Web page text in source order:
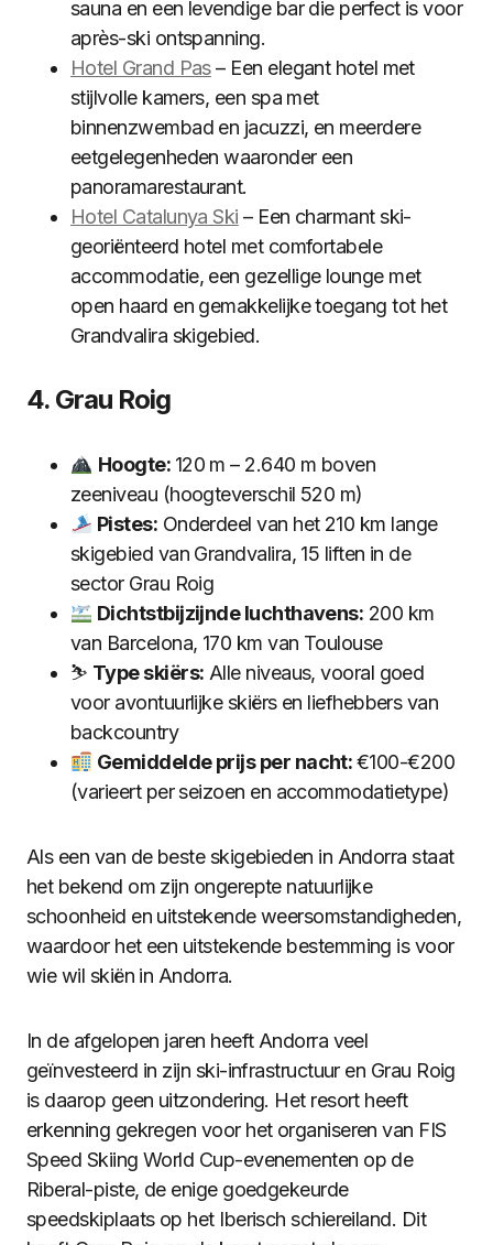
sauna en een levendige bar die perfect is voor
après-ski ontspanning.
Hotel Grand Pas– Een elegant hotel met
stijlvolle kamers, een spa met
binnenzwembad en jacuzzi, en meerdere
eetgelegenheden waaronder een
panoramarestaurant.
Hotel Catalunya Ski – Een charmant ski-
georiënteerd hotel met comfortabele
accommodatie, een gezellige lounge met
open haard en gemakkelijke toegang tot het
Grandvalira skigebied.
4. Grau Roig
Hoogte: 120 m – 2.640 m boven
zeeniveau (hoogteverschil 520 m)
Pistes: Onderdeel van het 210 km lange
skigebied van Grandvalira, 15 liften in de
sector Grau Roig
Dichtstbijzijnde luchthavens: 200 km
van Barcelona, 170 km van Toulouse
⛷️ Type skiërs: Alle niveaus, vooral goed
voor avontuurlijke skiërs en liefhebbers van
backcountry
Gemiddelde prijs per nacht:€100-€200
(varieert per seizoen en accommodatietype)
Als een van de beste skigebieden in Andorra staat
het bekend om zijn ongerepte natuurlijke
schoonheid en uitstekende weersomstandigheden,
waardoor het een uitstekende bestemming is voor
wie wil skiën in Andorra.
In de afgelopen jaren heeft Andorra veel
geïnvesteerd in zijn ski-infrastructuur en Grau Roig
is daarop geen uitzondering. Het resort heeft
erkenning gekregen voor het organiseren van FIS
Speed Skiing World Cup-evenementen op de
Riberal-piste, de enige goedgekeurde
speedskiplaats op het Iberisch schiereiland. Dit